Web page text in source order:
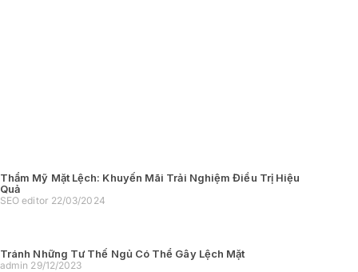
Thẩm Mỹ Mặt Lệch: Khuyến Mãi Trải Nghiệm Điều Trị Hiệu
Quả
SEO editor 22/03/2024
Tránh Những Tư Thế Ngủ Có Thể Gây Lệch Mặt
admin 29/12/2023